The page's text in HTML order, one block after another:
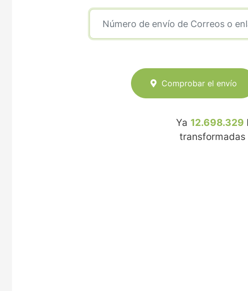
Comprobar el envío
Ya 12.698.329
transformadas